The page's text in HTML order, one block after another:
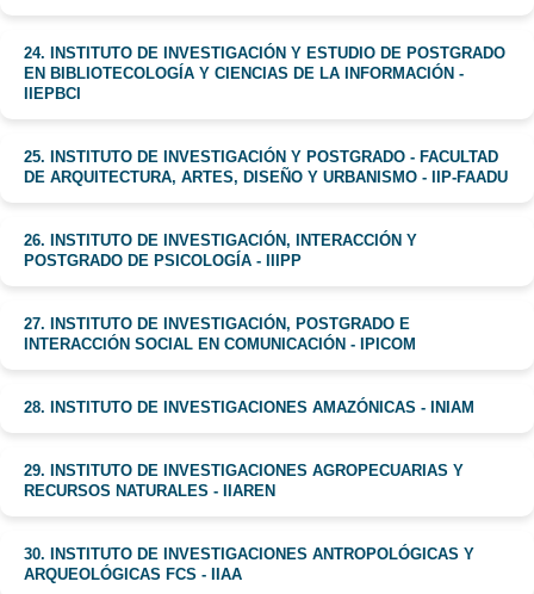
24. INSTITUTO DE INVESTIGACIÓN Y ESTUDIO DE POSTGRADO
EN BIBLIOTECOLOGÍA Y CIENCIAS DE LA INFORMACIÓN -
IIEPBCI
25. INSTITUTO DE INVESTIGACIÓN Y POSTGRADO - FACULTAD
DE ARQUITECTURA, ARTES, DISEÑO Y URBANISMO - IIP-FAADU
26. INSTITUTO DE INVESTIGACIÓN, INTERACCIÓN Y
POSTGRADO DE PSICOLOGÍA - IIIPP
27. INSTITUTO DE INVESTIGACIÓN, POSTGRADO E
INTERACCIÓN SOCIAL EN COMUNICACIÓN - IPICOM
28. INSTITUTO DE INVESTIGACIONES AMAZÓNICAS - INIAM
29. INSTITUTO DE INVESTIGACIONES AGROPECUARIAS Y
RECURSOS NATURALES - IIAREN
30. INSTITUTO DE INVESTIGACIONES ANTROPOLÓGICAS Y
ARQUEOLÓGICAS FCS - IIAA